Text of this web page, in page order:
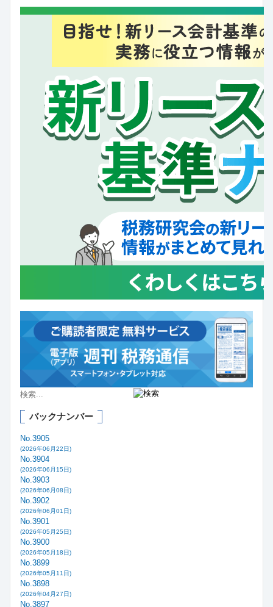
バックナンバー
No.3905
(2026年06月22日)
No.3904
(2026年06月15日)
No.3903
(2026年06月08日)
No.3902
(2026年06月01日)
No.3901
(2026年05月25日)
No.3900
(2026年05月18日)
No.3899
(2026年05月11日)
No.3898
(2026年04月27日)
No.3897